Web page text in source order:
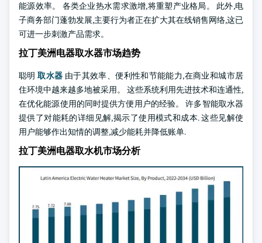
能源效率。 各类企业热水需求激增,将重塑产业格局。 此外,电
子商务部门蓬勃发展,主要行为者正在扩大其在线销售网络,这已
可进一步刺激产品需求。
拉丁美洲电器取水器市场趋势
聪明取水器 由于其效率、便利性和节能能力,在商业和城市居
住环境中越来越多地被采用。 这些系统利用先进技术和连通性,
在优化能源使用的同时提供方便用户的经验。 许多智能取水器
提供了对能耗的详细见解,揭示了使用模式和成本. 这些见解使
用户能够作出知情的调整,减少能耗并降低账单.
拉丁美洲电器取水机市场分析